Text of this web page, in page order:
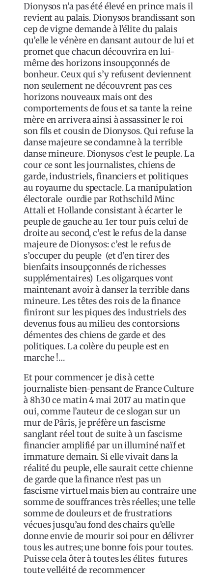
Dionysos n’a pas été élevé en prince mais il
revient au palais. Dionysos brandissant son
cep de vigne demande à l’élite du palais
qu’elle le vénère en dansant autour de lui et
promet que chacun découvrira en lui-
même des horizons insoupçonnés de
bonheur. Ceux qui s’y refusent deviennent
non seulement ne découvrent pas ces
horizons nouveaux mais ont des
comportements de fous et sa tante la reine
mère en arrivera ainsi à assassiner le roi
son fils et cousin de Dionysos. Qui refuse la
danse majeure se condamne à la terrible
danse mineure. Dionysos c’est le peuple. La
cour ce sont les journalistes, chiens de
garde, industriels, financiers et politiques
au royaume du spectacle. La manipulation
électorale ourdie par Rothschild Minc
Attali et Hollande consistant à écarter le
peuple de gauche au 1er tour puis celui de
droite au second, c’est le refus de la danse
majeure de Dionysos: c’est le refus de
s’occuper du peuple (et d’en tirer des
bienfaits insoupçonnés de richesses
supplémentaires) Les oligarques vont
maintenant avoir à danser la terrible dans
mineure. Les têtes des rois de la finance
finiront sur les piques des industriels des
devenus fous au milieu des contorsions
démentes des chiens de garde et des
politiques. La colère du peuple est en
marche !…
Et pour commencer je dis à cette
journaliste bien-pensant de France Culture
à 8h30 ce matin 4 mai 2017 au matin que
oui, comme l’auteur de ce slogan sur un
mur de Pâris, je préfère un fascisme
sanglant réel tout de suite à un fascisme
financier amplifié par un illuminé naïf et
immature demain. Si elle vivait dans la
réalité du peuple, elle saurait cette chienne
de garde que la finance n’est pas un
fascisme virtuel mais bien au contraire une
somme de souffrances très réelles; une telle
somme de douleurs et de frustrations
vécues jusqu’au fond des chairs qu’elle
donne envie de mourir soi pour en délivrer
tous les autres; une bonne fois pour toutes.
Puisse cela ôter à toutes les élites futures
toute velléité de recommencer